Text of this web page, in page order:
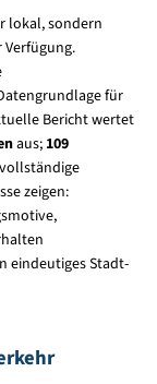
lokal, sondern
für
Bericht wertet
aus; 109
zeigen:
eindeutiges Stadt-